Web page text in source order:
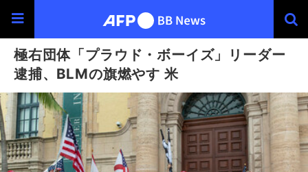
極右団体「プラウド・ボーイズ」リーダー
逮捕、BLMの旗燃やす 米